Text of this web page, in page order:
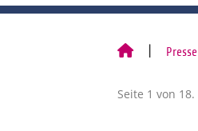
Presse
Seite 1 von 18.